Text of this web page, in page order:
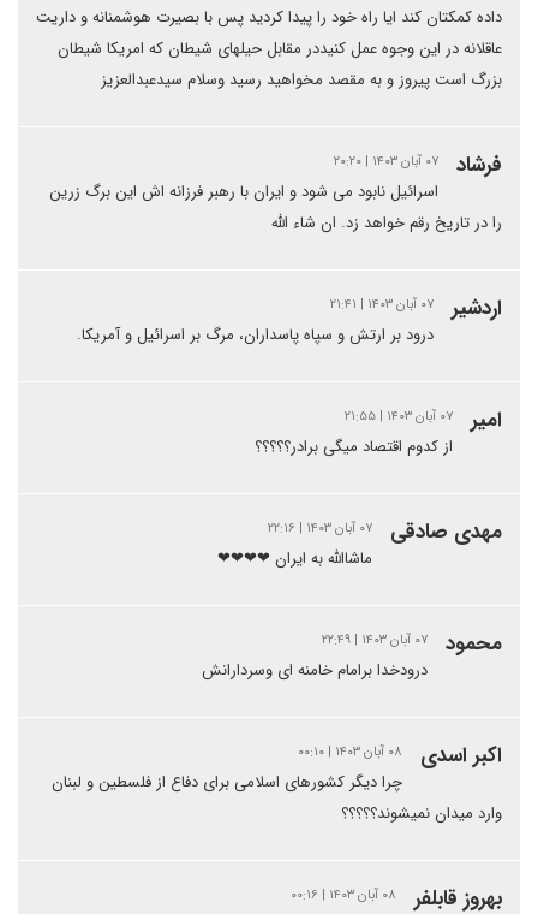
داده کمکتان کند ایا راه خود را پیدا کردید پس با بصیرت هوشمنانه و داریت
عاقلانه در این وجوه عمل کنیددر مقابل حیلهای شیطان که امریکا شیطان
بزرگ است پیروز و به مقصد مخواهید رسید وسلام سیدعبدالعزیز
فرشاد ۰۷ آبان ۱۴۰۳ | ۲۰:۲۰
اسرائیل نابود می شود و ایران با رهبر فرزانه اش این برگ زرین
را در تاریخ رقم خواهد زد. ان شاء الله
اردشیر ۰۷ آبان ۱۴۰۳ | ۲۱:۴۱
درود بر ارتش و سپاه پاسداران، مرگ بر اسرائیل و آمریکا.
امیر ۰۷ آبان ۱۴۰۳ | ۲۱:۵۵
از کدوم اقتصاد میگی برادر؟؟؟؟؟
مهدی صادقی ۰۷ آبان ۱۴۰۳ | ۲۲:۱۶
ماشاالله به ایران ❤❤❤❤
محمود ۰۷ آبان ۱۴۰۳ | ۲۲:۴۹
درودخدا برامام خامنه ای وسردارانش
اکبر اسدی ۰۸ آبان ۱۴۰۳ | ۰۰:۱۰
چرا دیگر کشورهای اسلامی برای دفاع از فلسطین و لبنان
وارد میدان نمیشوند؟؟؟؟؟
بهروز قابلفر ۰۸ آبان ۱۴۰۳ | ۰۰:۱۶